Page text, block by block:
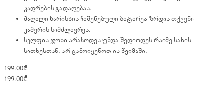
კადრების გადაღებას.
მაღალი ხარისხის ჩაშენებული ბატარეა ზრდის თქვენი
კამერის სიმძლავრეს.
სელფის ჯოხი არასოდეს უნდა შედიოდეს რაიმე სახის
სითხესთან. არ გამოიყენოთ ის წვიმაში.
199.00₾
199.00₾